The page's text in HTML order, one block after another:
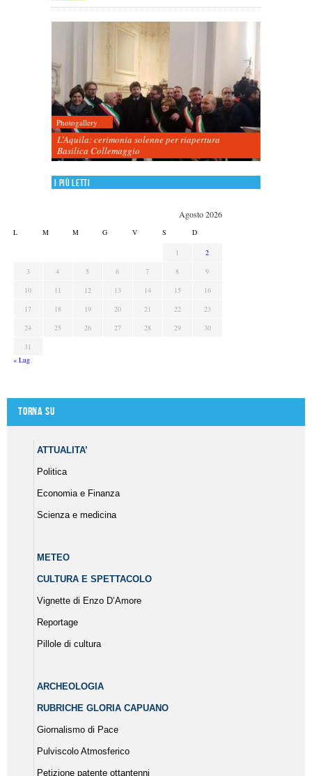
Photogallery
L’Aquila: cerimonia solenne per riapertura
Basilica Collemaggio
I più letti
Agosto 2026
L M M G V S D
1
2
3
4 5 6 7 8
9
10
11 12 13 14 15
16
17
18 19 20 21 22
23
24
25 26 27 28 29
30
31
« Lug
Torna su
ATTUALITA’
Politica
Economia e Finanza
Scienza e medicina
METEO
CULTURA E SPETTACOLO
Vignette di Enzo D’Amore
Reportage
Pillole di cultura
ARCHEOLOGIA
RUBRICHE GLORIA CAPUANO
Giornalismo di Pace
Pulviscolo Atmosferico
Petizione patente ottantenni